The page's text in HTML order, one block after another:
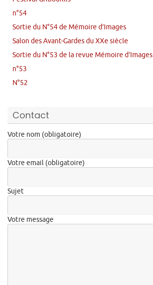
n°54
Sortie du N°54 de Mémoire d’Images
Salon des Avant-Gardes du XXe siècle
Sortie du N°53 de la revue Mémoire d’Images
n°53
N°52
Contact
Votre nom (obligatoire)
Votre email (obligatoire)
Sujet
Votre message